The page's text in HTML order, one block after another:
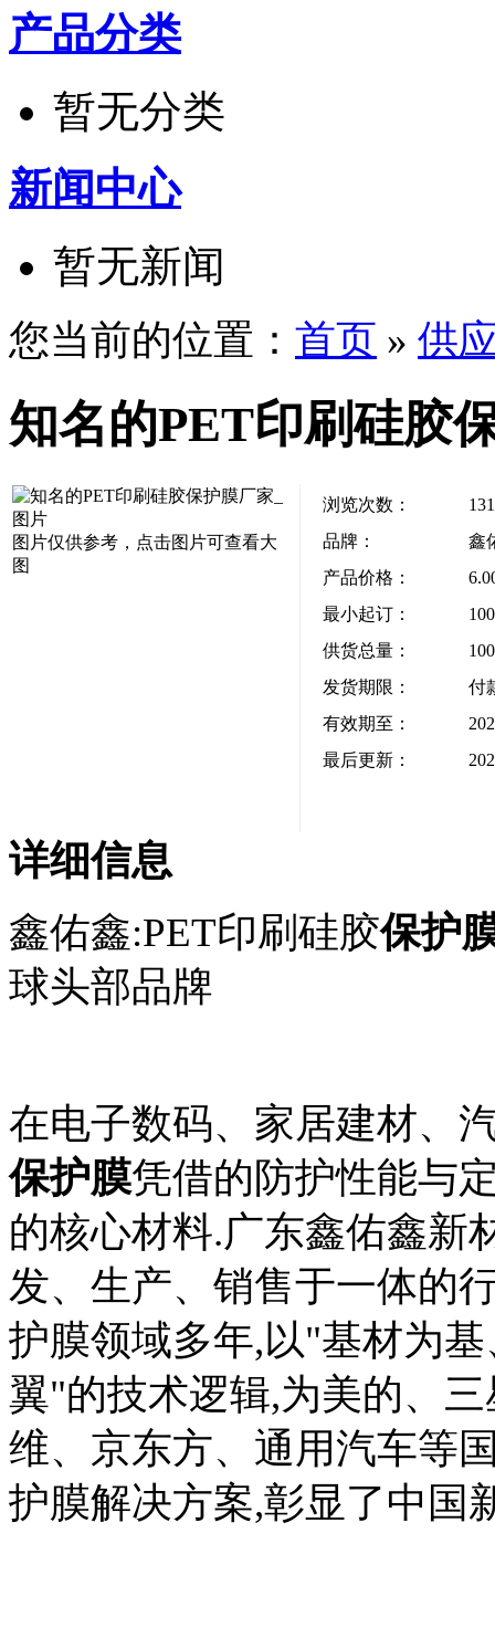
产品分类
暂无分类
新闻中心
暂无新闻
您当前的位置： 首页 » 供
知名的PET印刷硅胶
图片仅供参考，点击图片可查看大
图
浏览次数：
131
品牌：
鑫
产品价格：
最小起订：
供货总量：
发货期限：
付
有效期至：
最后更新：
详细信息
鑫佑鑫:PET印刷硅胶保护
球头部品牌
在电子数码、家居建材、
保护膜凭借的防护性能与
的核心材料.广东鑫佑鑫新
发、生产、销售于一体的
护膜领域多年,以"基材为
翼"的技术逻辑,为美的、
维、京东方、通用汽车等
护膜解决方案,彰显了中国